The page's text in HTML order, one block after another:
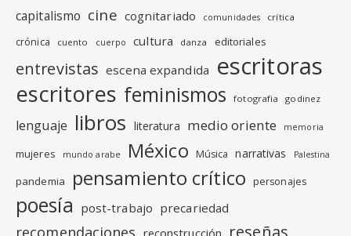
capitalismo cine cognitariado comunidades crítica
crónica cuento cuerpo cultura danza editoriales
entrevistas escena expandida escritoras
escritores feminismos fotografia godinez
lenguaje libros literatura medio oriente memoria
mujeres mundo arabe México Música narrativas Palestina
pandemia pensamiento crítico personajes
poesía post-trabajo precariedad
recomendaciones reseñas